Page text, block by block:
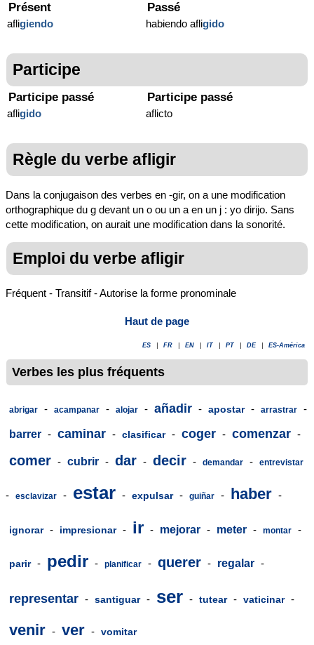
Présent
afligiendo
Passé
habiendo afligido
Participe
Participe passé
afligido
Participe passé
aflicto
Règle du verbe afligir
Dans la conjugaison des verbes en -gir, on a une modification
orthographique du g devant un o ou un a en un j : yo dirijo. Sans
cette modification, on aurait une modification dans la sonorité.
Emploi du verbe afligir
Fréquent - Transitif - Autorise la forme pronominale
Haut de page
ES FR EN IT PT DE ES-América
Verbes les plus fréquents
abrigar - acampanar - alojar - añadir - apostar - arrastrar -
barrer - caminar - clasificar - coger - comenzar -
comer - cubrir - dar - decir - demandar - entrevistar
- esclavizar - estar - expulsar - guiñar - haber -
ignorar - impresionar - ir - mejorar - meter - montar -
parir - pedir - planificar - querer - regalar -
representar - santiguar - ser - tutear - vaticinar -
venir - ver - vomitar